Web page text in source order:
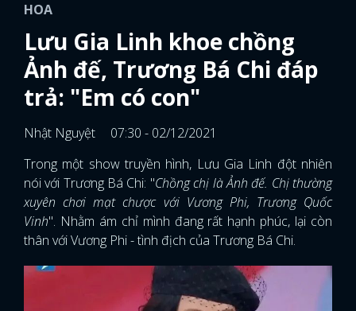
HOA
Lưu Gia Linh khoe chồng
Ảnh đế, Trương Bá Chi đáp
trả: "Em có con"
Nhật Nguyệt
07:30 - 02/12/2021
Trong một show truyền hình, Lưu Gia Linh đột nhiên
nói với Trương Bá Chi: "Chồng chị là Ảnh đế. Chị thường
xuyên chơi mạt chược với Vương Phi, Trương Quốc
Vinh". Nhằm ám chỉ mình đang rất hạnh phúc, lại còn
thân với Vương Phi - tình địch của Trương Bá Chi.